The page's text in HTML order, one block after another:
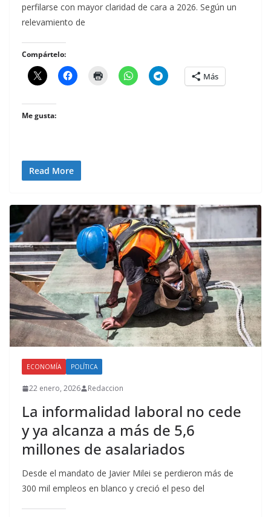
perfilarse con mayor claridad de cara a 2026. Según un
relevamiento de
Compártelo:
Más
Me gusta:
Read More
ECONOMÍA POLÍTICA
22 enero, 2026 Redaccion
La informalidad laboral no cede
y ya alcanza a más de 5,6
millones de asalariados
Desde el mandato de Javier Milei se perdieron más de
300 mil empleos en blanco y creció el peso del